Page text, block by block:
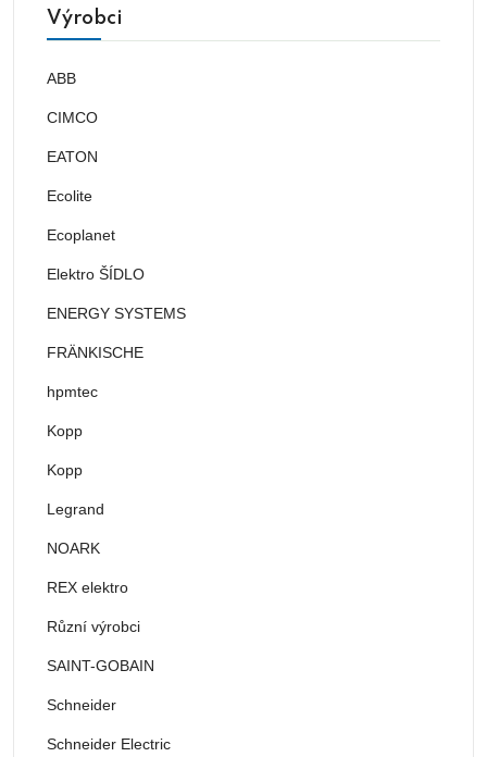
Výrobci
ABB
CIMCO
EATON
Ecolite
Ecoplanet
Elektro ŠÍDLO
ENERGY SYSTEMS
FRÄNKISCHE
hpmtec
Kopp
Kopp
Legrand
NOARK
REX elektro
Různí výrobci
SAINT-GOBAIN
Schneider
Schneider Electric